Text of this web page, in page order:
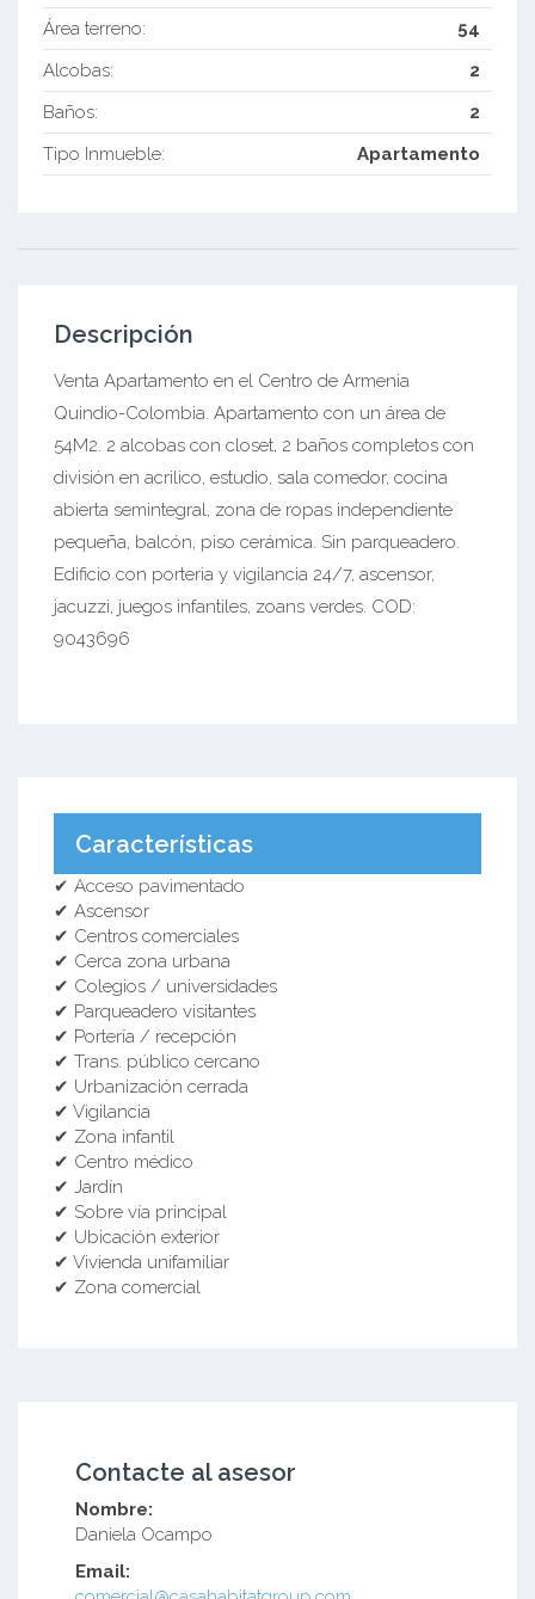
Área terreno:
54
Alcobas:
2
Baños:
2
Tipo Inmueble:
Apartamento
Descripción
Venta Apartamento en el Centro de Armenia
Quindio-Colombia. Apartamento con un área de
54M2. 2 alcobas con closet, 2 baños completos con
división en acrilico, estudio, sala comedor, cocina
abierta semintegral, zona de ropas independiente
pequeña, balcón, piso cerámica. Sin parqueadero.
Edificio con porteria y vigilancia 24/7, ascensor,
jacuzzi, juegos infantiles, zoans verdes. COD:
9043696
Características
✔ Acceso pavimentado
✔ Ascensor
✔ Centros comerciales
✔ Cerca zona urbana
✔ Colegios / universidades
✔ Parqueadero visitantes
✔ Portería / recepción
✔ Trans. público cercano
✔ Urbanización cerrada
✔ Vigilancia
✔ Zona infantil
✔ Centro médico
✔ Jardín
✔ Sobre vía principal
✔ Ubicación exterior
✔ Vivienda unifamiliar
✔ Zona comercial
Contacte al asesor
Nombre:
Daniela Ocampo
Email: